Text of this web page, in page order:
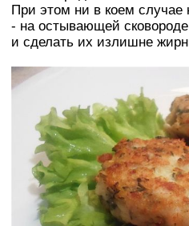
При этом ни в коем случае
- на остывающей
и сделать их излишне